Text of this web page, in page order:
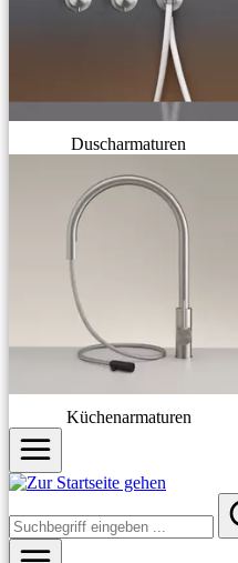
Duscharmaturen
Küchenarmaturen